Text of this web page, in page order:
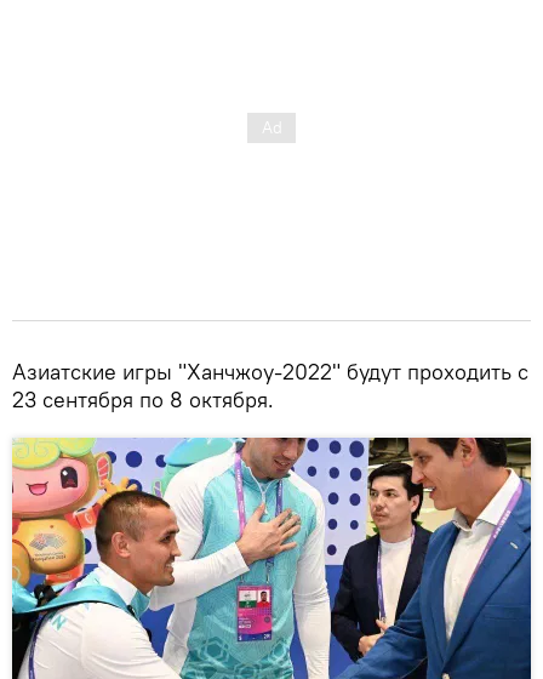
Азиатские игры "Ханчжоу-2022" будут проходить с
23 сентября по 8 октября.